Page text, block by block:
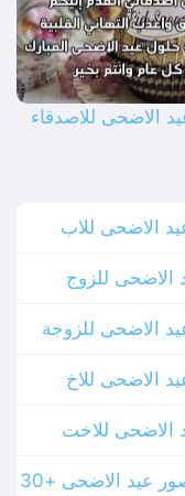
الاضحى للاصدقاء
الاضحى للاب
الاضحى للزوج
الاضحى للزوجة
الاضحى للاخ
الاضحى للاخت
تحميل صور عيد الاضحى +30